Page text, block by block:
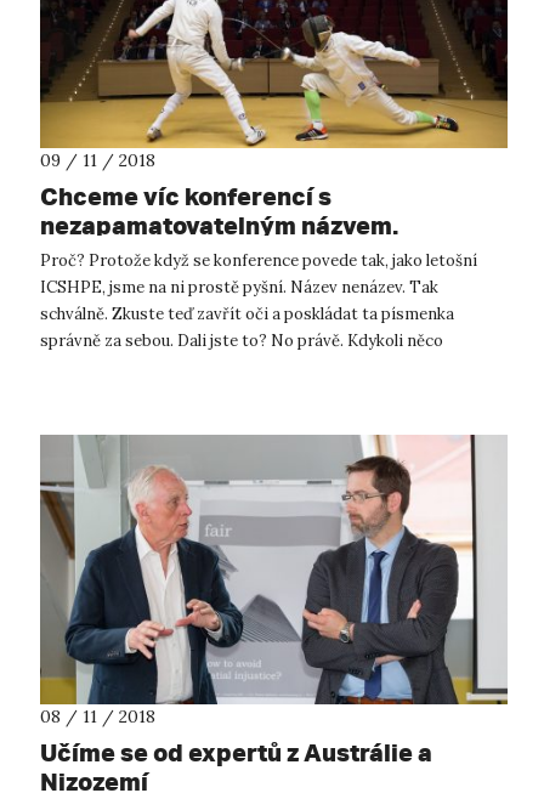
09 / 11 / 2018
Chceme víc konferencí s
nezapamatovatelným názvem.
Proč? Protože když se konference povede tak, jako letošní
ICSHPE, jsme na ni prostě pyšní. Název nenázev. Tak
schválně. Zkuste teď zavřít oči a poskládat ta písmenka
správně za sebou. Dali jste to? No právě. Kdykoli něco
08 / 11 / 2018
Učíme se od expertů z Austrálie a
Nizozemí